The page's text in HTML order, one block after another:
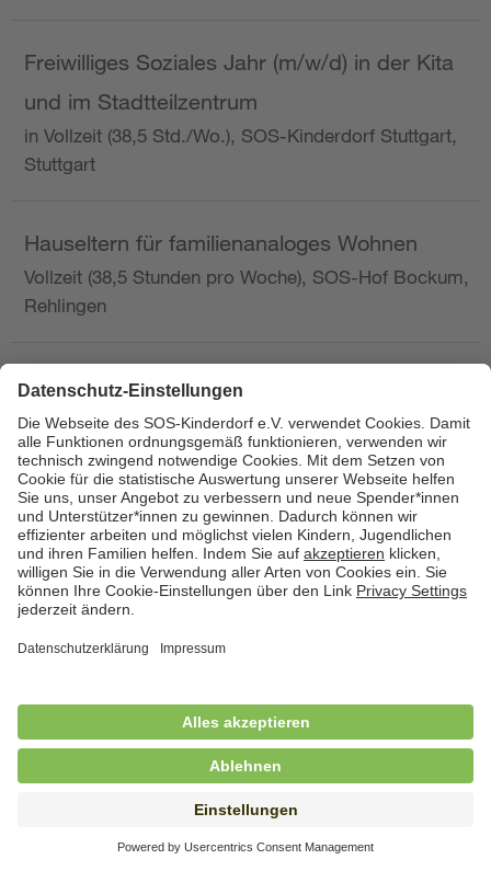
Freiwilliges Soziales Jahr (m/w/d) in der Kita
und im Stadtteilzentrum
in Vollzeit (38,5 Std./Wo.), SOS-Kinderdorf Stuttgart,
Stuttgart
Hauseltern für familienanaloges Wohnen
Vollzeit (38,5 Stunden pro Woche), SOS-Hof Bockum,
Rehlingen
Hauswirtschafterin / Köchin (m/w/d) als
Ausbilderin (m/w/d) im Bereich
Nahrungszubereitung
in Vollzeit (38,5 Std./Wo.), SOS-Kinderdorf
Saarbrücken, Saarbrücken
Hauswirtschaftskraft (m/w/d)
in Teilzeit (mind. 20 - max. 30 Std./.Wo.), SOS-
Hauswirtschaftskraft (m/w/d)
in unbefristeter Anstellung, Teilzeit (20 Std./Wo.), SOS-
Kinderdorf Dortmund, Hagen